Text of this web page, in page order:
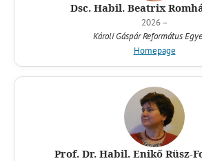
Dsc. Habil. Beatrix
2026 –
Károli Gáspár Református
Homepage
Prof. Dr. Habil. Enikő Rüsz-